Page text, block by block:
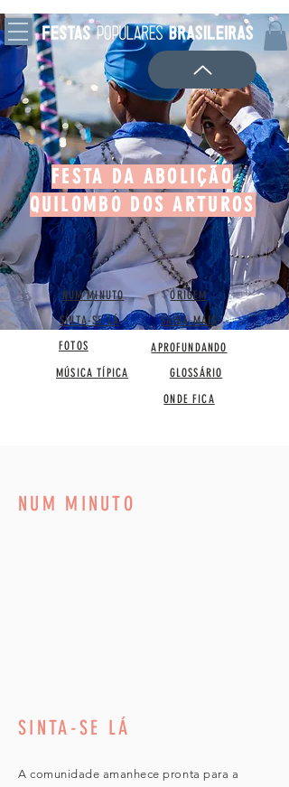
FESTA DA ABOLIÇÃO
QUILOMBO DOS ARTUROS
NUM MINUTO
SINTA-SE LÁ
FOTOS
MÚSICA TÍPICA
ORIGEM
SAIBA MAIS
APROFUNDANDO
GLOSSÁRIO
ONDE FICA
NUM MINUTO
SINTA-SE LÁ
A comunidade amanhece pronta para a